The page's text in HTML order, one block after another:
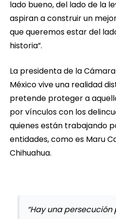
lado bueno, del lado de la
aspiran a construir un
que queremos estar del
historia”.
La presidenta de la
México vive una realidad
pretende proteger a
por vínculos con los
quienes están trabajando
entidades, como es Maru
Chihuahua.
“Hay una